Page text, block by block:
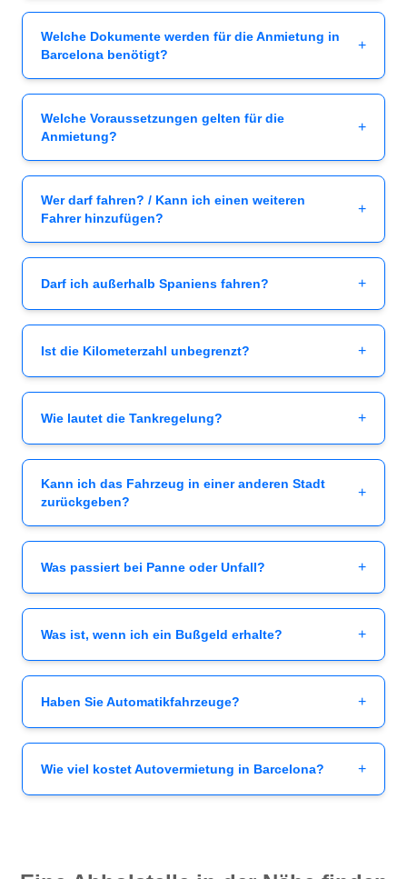
Welche Dokumente werden für die Anmietung in
Barcelona benötigt?
+
Welche Voraussetzungen gelten für die
Anmietung?
+
Wer darf fahren? / Kann ich einen weiteren
Fahrer hinzufügen?
+
Darf ich außerhalb Spaniens fahren? +
Ist die Kilometerzahl unbegrenzt? +
Wie lautet die Tankregelung? +
Kann ich das Fahrzeug in einer anderen Stadt
zurückgeben?
+
Was passiert bei Panne oder Unfall? +
Was ist, wenn ich ein Bußgeld erhalte? +
Haben Sie Automatikfahrzeuge? +
Wie viel kostet Autovermietung in Barcelona? +